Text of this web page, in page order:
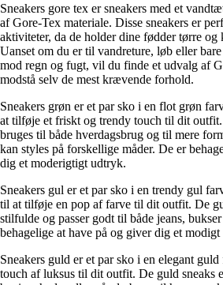
Sneakers gore tex er sneakers med et
af Gore-Tex materiale. Disse sneakers er
aktiviteter, da de holder dine fødder tørre
Uanset om du er til vandreture, løb eller
mod regn og fugt, vil du finde et udvalg af
modstå selv de mest krævende forhold.
Sneakers grøn er et par sko i en flot grøn
at tilføje et friskt og trendy touch til dit outfit.
bruges til både hverdagsbrug og til mere
kan styles på forskellige måder. De er
dig et moderigtigt udtryk.
Sneakers gul er et par sko i en trendy gul
til at tilføje en pop af farve til dit outfit. De
stilfulde og passer godt til både jeans,
behagelige at have på og giver dig et
Sneakers guld er et par sko i en elegant
touch af luksus til dit outfit. De guld sneaks